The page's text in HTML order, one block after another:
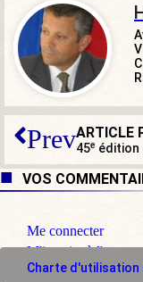
Prev45e édition des
VOS
Me connecter
M'inscrire à
Charte d'utilisation